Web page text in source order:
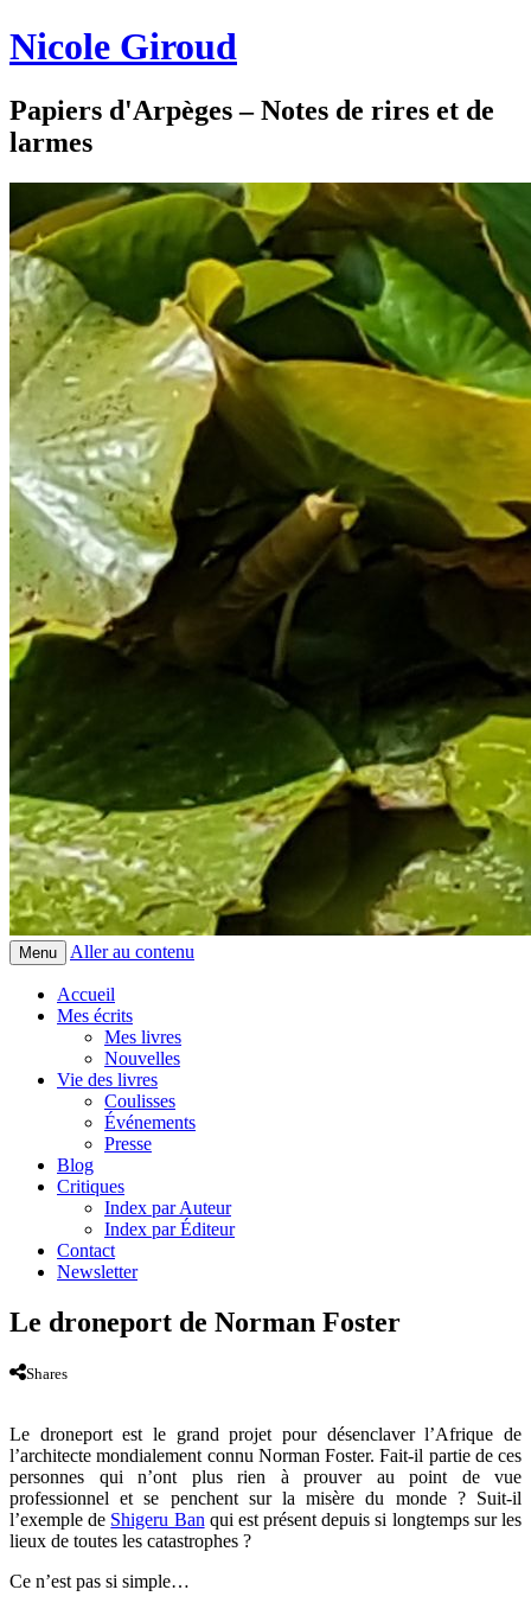
Nicole Giroud
Papiers d'Arpèges – Notes de rires et de
larmes
Menu Aller au contenu
Accueil
Mes écrits
Mes livres
Nouvelles
Vie des livres
Coulisses
Événements
Presse
Blog
Critiques
Index par Auteur
Index par Éditeur
Contact
Newsletter
Le droneport de Norman Foster
Shares
Le droneport est le grand projet pour désenclaver l’Afrique de
l’architecte mondialement connu Norman Foster. Fait-il partie de ces
personnes qui n’ont plus rien à prouver au point de vue
professionnel et se penchent sur la misère du monde ? Suit-il
l’exemple de Shigeru Ban qui est présent depuis si longtemps sur les
lieux de toutes les catastrophes ?
Ce n’est pas si simple…